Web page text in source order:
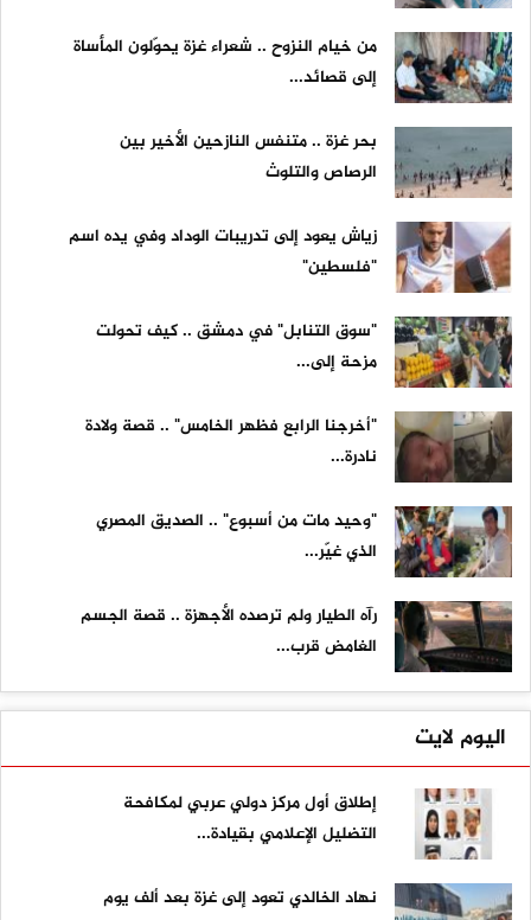
من خيام النزوح .. شعراء غزة يحوّلون المأساة
إلى قصائد...
بحر غزة .. متنفس النازحين الأخير بين
الرصاص والتلوث
زياش يعود إلى تدريبات الوداد وفي يده اسم
"فلسطين"
"سوق التنابل" في دمشق .. كيف تحولت
مزحة إلى...
"أخرجنا الرابع فظهر الخامس" .. قصة ولادة
نادرة...
"وحيد مات من أسبوع" .. الصديق المصري
الذي غيّر...
رآه الطيار ولم ترصده الأجهزة .. قصة الجسم
الغامض قرب...
اليوم لايت
إطلاق أول مركز دولي عربي لمكافحة
التضليل الإعلامي بقيادة...
نهاد الخالدي تعود إلى غزة بعد ألف يوم